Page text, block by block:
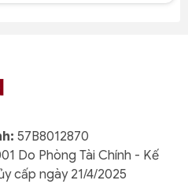
57B8012870
Do Phòng Tài Chính - Kế
cấp ngày 21/4/2025